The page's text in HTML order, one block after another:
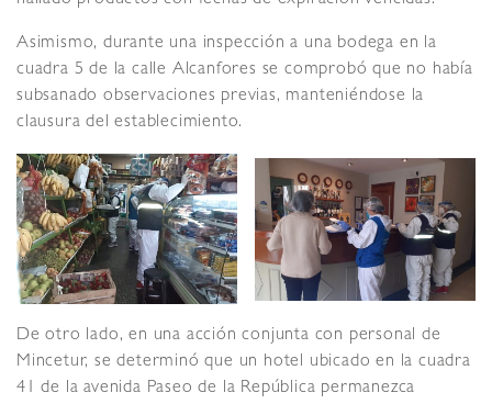
Asimismo, durante una inspección a una bodega en la
cuadra 5 de la calle Alcanfores se comprobó que no había
subsanado observaciones previas, manteniéndose la
clausura del establecimiento.
De otro lado, en una acción conjunta con personal de
Mincetur, se determinó que un hotel ubicado en la cuadra
41 de la avenida Paseo de la República permanezca